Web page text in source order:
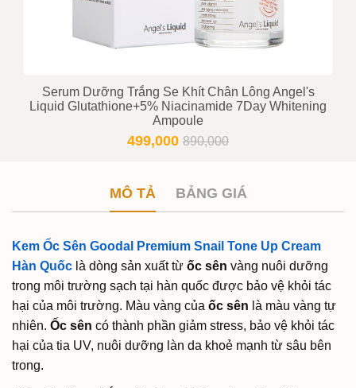
Serum Dưỡng Trắng Se Khít Chân Lông Angel's
Liquid Glutathione+5% Niacinamide 7Day Whitening
Ampoule
499,000 890,000
MÔ TẢ BẢNG GIÁ
Kem Ốc Sên Goodal Premium Snail Tone Up Cream
Hàn Quốc là dòng sản xuất từ ốc sên vàng nuôi dưỡng
trong môi trường sạch tại hàn quốc được bảo vệ khỏi tác
hại của môi trường. Màu vàng của ốc sên là màu vàng tự
nhiên. Ốc sên có thành phần giảm stress, bảo vệ khỏi tác
hại của tia UV, nuôi dưỡng làn da khoẻ mạnh từ sâu bên
trong.